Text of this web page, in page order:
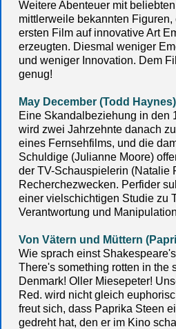
Weitere Abenteuer mit
mittlerweile bekannten Figuren,
ersten Film auf innovative Art
erzeugten. Diesmal weniger
und weniger Innovation. Dem
genug!
May December (Todd Haynes)
Eine Skandalbeziehung in den
wird zwei Jahrzehnte danach
eines Fernsehfilms, und die
Schuldige (Julianne Moore)
der TV-Schauspielerin (Natalie
Recherchezwecken. Perfider
einer vielschichtigen Studie zu
Verantwortung und
Von Vätern und Müttern
Wie sprach einst
There's something rotten in the
Denmark! Oller Miesepeter!
Red. wird nicht gleich
freut sich, dass Paprika Steen
gedreht hat, den er im Kino